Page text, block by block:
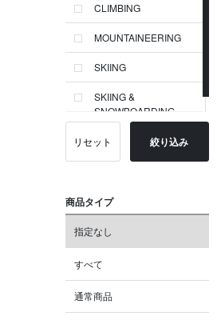
CLIMBING
MOUNTAINEERING
SKIING
SKIING &
SNOWBOARDING
リセット 絞り込み
商品タイプ
指定なし
すべて
通常商品